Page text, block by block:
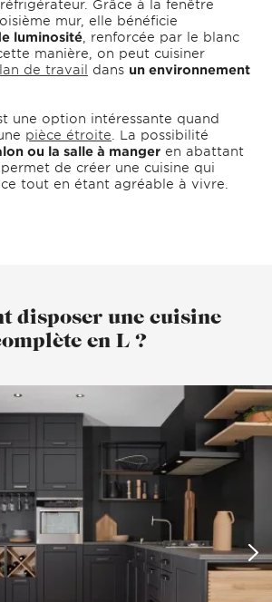
Grâce à la fenêtre
mur, elle bénéficie
luminosité, renforcée par le blanc
manière, on peut cuisiner
de travail dans un environnement
une option intéressante quand
pièce étroite. La possibilité
ou la salle à manger en abattant
de créer une cuisine qui
tout en étant agréable à vivre.
disposer une cuisine
en L ?